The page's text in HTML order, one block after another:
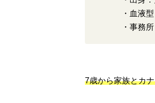
・血液
・事務
7歳から家族とカ